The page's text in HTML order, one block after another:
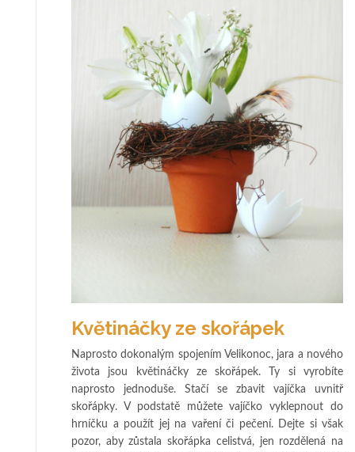
Květináčky ze skořápek
Naprosto dokonalým spojením Velikonoc, jara a nového
života jsou květináčky ze skořápek. Ty si vyrobíte
naprosto jednoduše. Stačí se zbavit vajíčka uvnitř
skořápky. V podstatě můžete vajíčko vyklepnout do
hrníčku a použít jej na vaření či pečení. Dejte si však
pozor, aby zůstala skořápka celistvá, jen rozdělená na